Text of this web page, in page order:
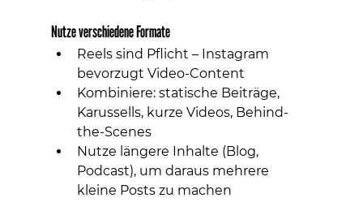
Nutze verschiedene Formate
Reels sind Pflicht – Instagram
bevorzugt Video-Content
Kombiniere: statische Beiträge,
Karussells, kurze Videos, Behind-
the-Scenes
Nutze längere Inhalte (Blog,
Podcast), um daraus mehrere
kleine Posts zu machen